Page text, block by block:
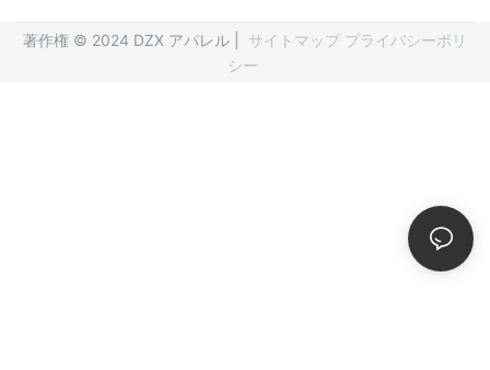
著作権 © 2024 DZX アパレル | サイトマップ プライバシーポリ
シー